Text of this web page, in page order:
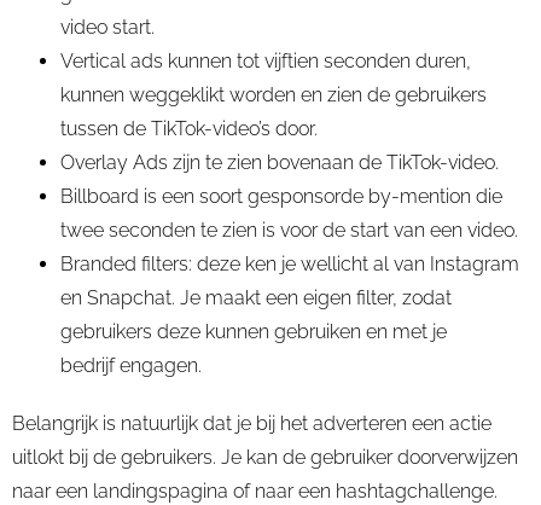
video start.
Vertical ads kunnen tot vijftien seconden duren,
kunnen weggeklikt worden en zien de gebruikers
tussen de TikTok-video’s door.
Overlay Ads zijn te zien bovenaan de TikTok-video.
Billboard is een soort gesponsorde by-mention die
twee seconden te zien is voor de start van een video.
Branded filters: deze ken je wellicht al van Instagram
en Snapchat. Je maakt een eigen filter, zodat
gebruikers deze kunnen gebruiken en met je
bedrijf engagen.
Belangrijk is natuurlijk dat je bij het adverteren een actie
uitlokt bij de gebruikers. Je kan de gebruiker doorverwijzen
naar een landingspagina of naareen hashtagchallenge.